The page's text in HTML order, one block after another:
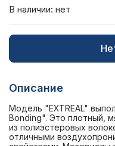
В наличии: нет
Описание
Модель "EXTREAL"
Bonding". Это плотный,
из полиэстеровых
отличными